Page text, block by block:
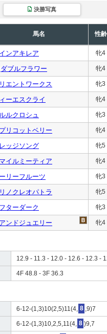
決勝写真
馬名 性齢
ンアキレア 牝4
ダブルフラワー 牝4
エントワークス 牝3
ーエスクライ 牝4
ルクロシュ 牝3
リコットベリー 牝4
ッジソング 牝5
イルミーティア 牝4
リーフルーツ 牝3
ノクレオパトラ 牝5
ターダーク 牝3
ンドジュエリー 牝4
12.9 - 11.3 - 12.0 - 12.6 - 12.3 -
4F 48.8 - 3F 36.3
6-12-(1,3)10(2,5)11(4, 8 ,9)7
6-12-(1,3)10,2,5,11(4, 8 )9,7